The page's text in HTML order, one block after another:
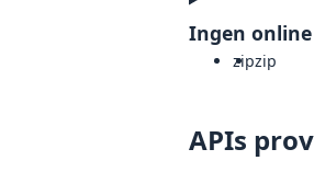
Ingen
zipzip
APIs